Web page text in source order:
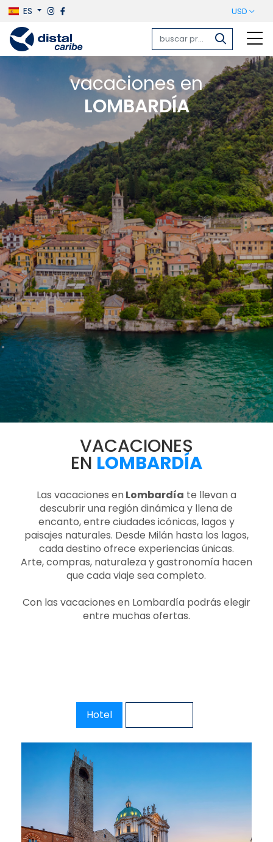
ES USD
vacaciones en
LOMBARDÍA
VACACIONES
EN LOMBARDÍA
Las vacaciones enLombardía te llevan a
descubrir una región dinámica y llena de
encanto, entre ciudades icónicas, lagos y
paisajes naturales. Desde Milán hasta los lagos,
cada destino ofrece experiencias únicas.
Arte, compras, naturaleza y gastronomía hacen
que cada viaje sea completo.
Con las vacaciones en Lombardía podrás elegir
entre muchas ofertas.
Hotel